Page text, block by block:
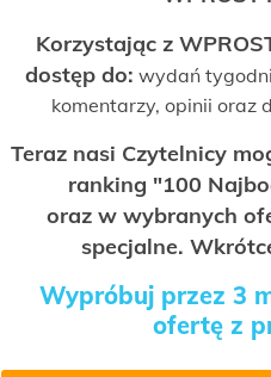
Korzystając z
dostęp do: wydań
komentarzy, opinii oraz
Teraz nasi Czytelnicy
ranking "100
oraz w wybranych
specjalne.
Wypróbuj przez 3
ofertę z